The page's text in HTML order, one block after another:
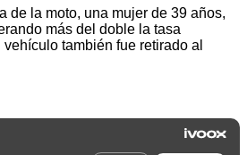
de la moto, una mujer de 39 años,
más del doble la tasa
también fue retirado al